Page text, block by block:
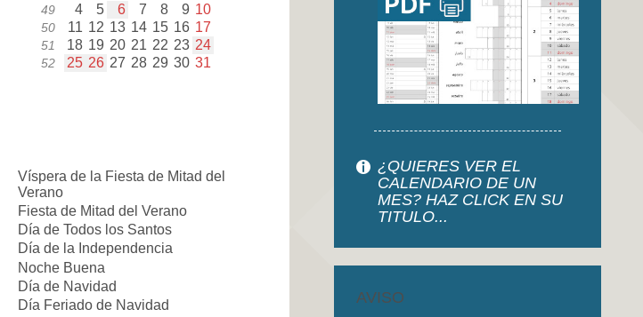
49 4 5 6 7 8 9 10
50 11 12 13 14 15 16 17
51 18 19 20 21 22 23 24
52 25 26 27 28 29 30 31
Víspera de la Fiesta de Mitad del
Verano
Fiesta de Mitad del Verano
Día de Todos los Santos
Día de la Independencia
Noche Buena
Día de Navidad
Día Feriado de Navidad
¿QUIERES VER EL
CALENDARIO DE UN
MES? HAZ CLICK EN SU
TITULO...
AVISO